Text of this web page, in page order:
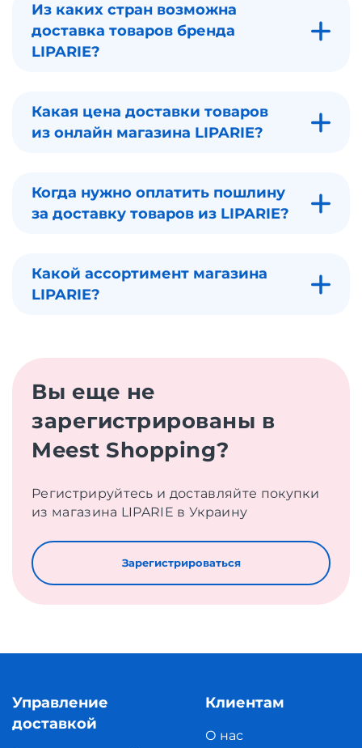
Из каких стран возможна
доставка товаров бренда
LIPARIE?
Какая цена доставки товаров
из онлайн магазина LIPARIE?
Когда нужно оплатить пошлину
за доставку товаров из LIPARIE?
Какой ассортимент магазина
LIPARIE?
Вы еще не
зарегистрированы в
Meest Shopping?
Регистрируйтесь и доставляйте покупки
из магазина LIPARIE в Украину
Зарегистрироваться
Управление
доставкой
Клиентам
О нас